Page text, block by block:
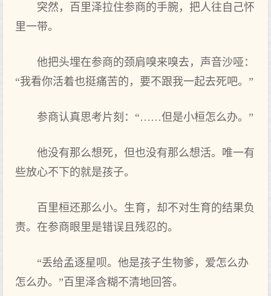
突然，百里泽拉住参商的手腕，把人往自己怀
里一带。
他把头埋在参商的颈肩嗅来嗅去，声音沙哑：
“我看你活着也挺痛苦的，要不跟我一起去死吧。”
参商认真思考片刻：“……但是小桓怎么办。”
他没有那么想死，但也没有那么想活。唯一有
些放心不下的就是孩子。
百里桓还那么小。生育，却不对生育的结果负
责。在参商眼里是错误且残忍的。
“丢给孟逐星呗。他是孩子生物爹，爱怎么办
怎么办。”百里泽含糊不清地回答。